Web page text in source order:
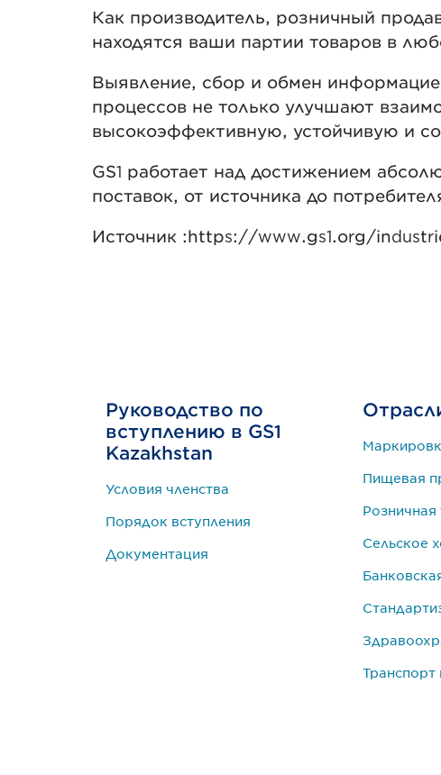
Как производитель, розничный
находятся ваши партии товаров в
Выявление, сбор и обмен
процессов не только улучшают
высокоэффективную, устойчивую и
GS1 работает над достижением
поставок, от источника до
Источник :https://www.gs1.org/
Руководство по
вступлению в GS1
Kazakhstan
Условия членства
Порядок вступления
Документация
Пищевая
Розничная
Сельское
Транспорт